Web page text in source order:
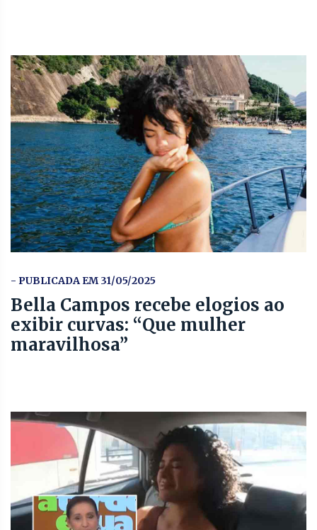
- PUBLICADA EM 31/05/2025
Bella Campos recebe elogios ao
exibir curvas: “Que mulher
maravilhosa”